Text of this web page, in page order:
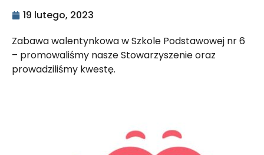
19 lutego, 2023
Zabawa walentynkowa w Szkole Podstawowej nr 6
– promowaliśmy nasze Stowarzyszenie oraz
prowadziliśmy kwestę.